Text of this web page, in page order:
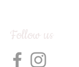
Follow us